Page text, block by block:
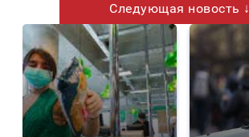
Следующая новость ↓